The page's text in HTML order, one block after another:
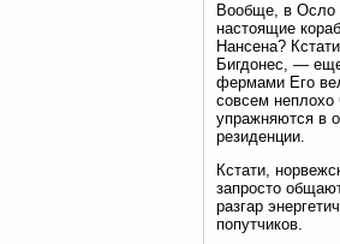
Вообще, в Осло
настоящие
Нансена?
Бигдонес, —
фермами Его
совсем неплохо
упражняются в
резиденции.
Кстати,
запросто
разгар
попутчиков.